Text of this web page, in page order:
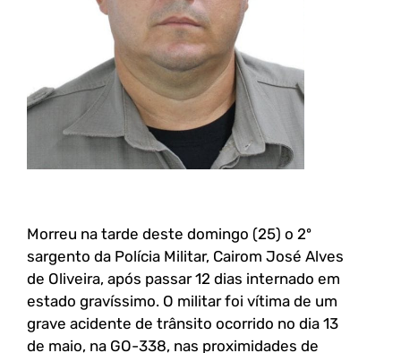
Morreu na tarde deste domingo (25) o 2º
sargento da Polícia Militar, Cairom José Alves
de Oliveira, após passar 12 dias internado em
estado gravíssimo. O militar foi vítima de um
grave acidente de trânsito ocorrido no dia 13
de maio, na GO-338, nas proximidades de